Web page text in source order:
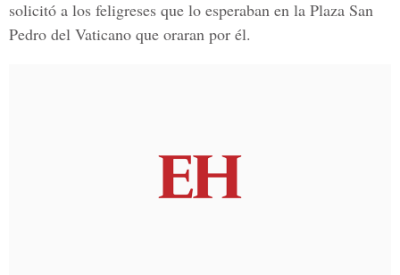
solicitó a los feligreses que lo esperaban en la Plaza San
Pedro del Vaticano que oraran por él.